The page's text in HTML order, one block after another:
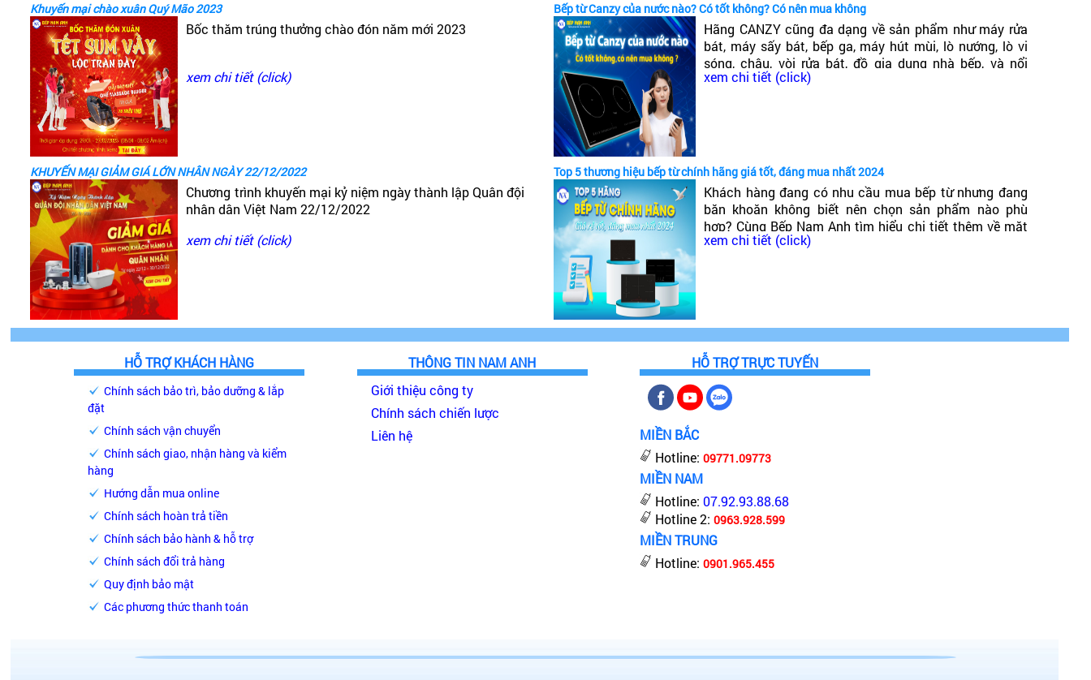
Khuyến mại chào xuân Quý Mão 2023
Bốc thăm trúng thưởng chào đón năm mới 2023
xem chi tiết (click)
KHUYẾN MẠI GIẢM GIÁ LỚN NHÂN NGÀY 22/12/2022
Chương trình khuyến mại kỷ niệm ngày thành lập Quân đội
nhân dân Việt Nam 22/12/2022
xem chi tiết (click)
Bếp từ Canzy của nước nào? Có tốt không? Có nên mua không
Hãng CANZY cũng đa dạng về sản phẩm như máy rửa
bát, máy sấy bát, bếp ga, máy hút mùi, lò nướng, lò vi
sóng, chậu, vòi rửa bát, đồ gia dụng nhà bếp, và nổi
tiếng trong đó có dòng bếp từ Canzy. Vậy Bếp từ Canzy
xem chi tiết (click)
Top 5 thương hiệu bếp từ chính hãng giá tốt, đáng mua nhất 2024
Khách hàng đang có nhu cầu mua bếp từ nhưng đang
băn khoăn không biết nên chọn sản phẩm nào phù
hợp? Cùng Bếp Nam Anh tìm hiểu chi tiết thêm về mặt
hàng bếp từ giá phải chăng, chất lượng cao, đáng mua
xem chi tiết (click)
HỖ TRỢ KHÁCH HÀNG
Chính sách bảo trì, bảo dưỡng & lắp
đặt
Chính sách vận chuyển
Chính sách giao, nhận hàng và kiểm
hàng
Hướng dẫn mua online
Chính sách hoàn trả tiền
Chính sách bảo hành & hỗ trợ
Chính sách đổi trả hàng
Quy định bảo mật
Các phương thức thanh toán
THÔNG TIN NAM ANH
Giới thiệu công ty
Chính sách chiến lược
Liên hệ
HỖ TRỢ TRỰC TUYẾN
MIỀN BẮC
Hotline:09771.09773
MIỀN NAM
Hotline:07.92.93.88.68
Hotline 2:0963.928.599
MIỀN TRUNG
Hotline:0901.965.455